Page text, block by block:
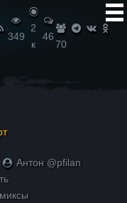
349
2
к
46
70
Антон @pfilan